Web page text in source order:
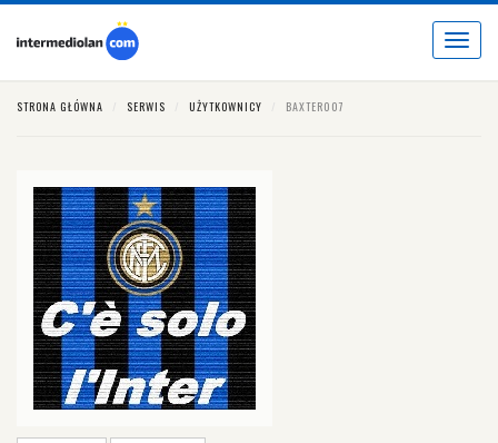
Toggle
STRONA GŁÓWNA SERWIS UŻYTKOWNICY BAXTER007